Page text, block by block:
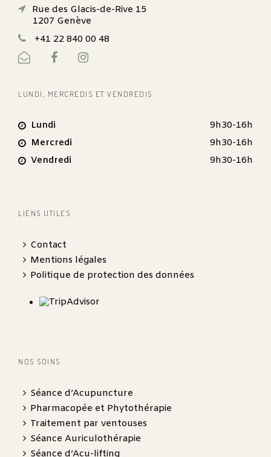
Rue des Glacis-de-Rive 15
1207 Genève
+41 22 840 00 48
LUNDI, MERCREDIS ET VENDREDIS
Lundi
9h30-16h
Mercredi
9h30-16h
Vendredi
9h30-16h
LIENS UTILES
Contact
Mentions légales
Politique de protection des données
NOS SOINS
Séance d’Acupuncture
Pharmacopée et Phytothérapie
Traitement par ventouses
Séance Auriculothérapie
Séance d’Acu-lifting